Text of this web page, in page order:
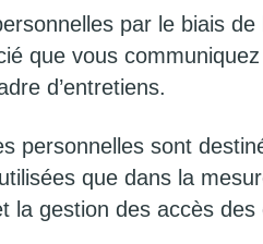
par le biais
que vous
d’entretiens.
personnelles sont
que dans la
la gestion des accès des